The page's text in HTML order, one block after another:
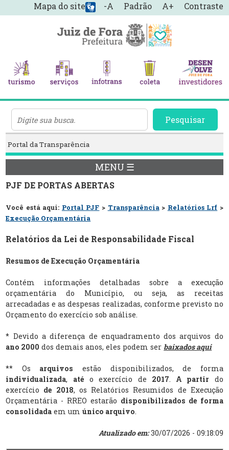
-A Padrão A+ Contraste
Mapa do site
Pesquisar
Portal da Transparência
MENU ☰
PJF DE PORTAS ABERTAS
Você está aqui: Portal PJF > Transparência> Relatórios Lrf >
Execução Orçamentária
Relatórios da Lei de Responsabilidade Fiscal
Resumos de Execução Orçamentária
Contém informações detalhadas sobre a execução
orçamentária do Município, ou seja, as receitas
arrecadadas e as despesas realizadas, conforme previsto no
Orçamento do exercício sob análise.
* Devido a diferença de enquadramento dos arquivos do
ano 2000 dos demais anos, eles podem ser baixados aqui
** Os arquivos estão disponibilizados, de forma
individualizada, até o exercício de 2017. A partir do
exercício de 2018, os Relatórios Resumidos de Execução
Orçamentária - RREO estarão disponibilizados de forma
consolidada em umúnico arquivo.
Atualizado em:30/07/2026 - 09:18:09